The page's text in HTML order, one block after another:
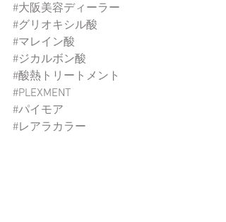
#大阪美容ディーラー
#グリオキシル酸
#マレイン酸
#ジカルボン酸
#酸熱トリートメント
#PLEXMENT
#パイモア
#レアラカラー